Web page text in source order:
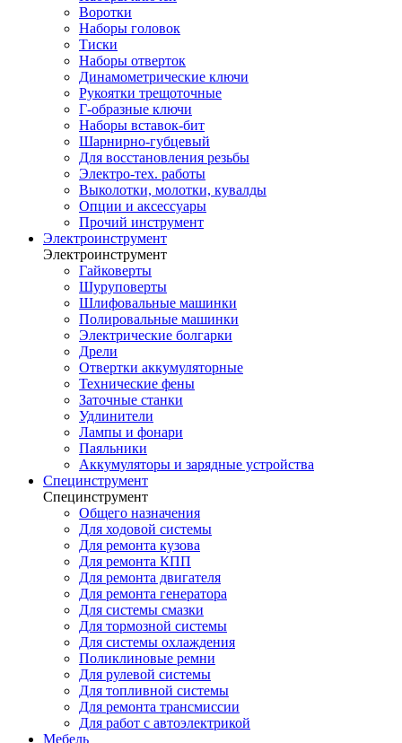
Воротки
Наборы головок
Тиски
Наборы отверток
Динамометрические ключи
Рукоятки трещоточные
Г-образные ключи
Наборы вставок-бит
Шарнирно-губцевый
Для восстановления резьбы
Электро-тех. работы
Выколотки, молотки, кувалды
Опции и аксессуары
Прочий инструмент
Электроинструмент
Электроинструмент
Гайковерты
Шуруповерты
Шлифовальные машинки
Полировальные машинки
Электрические болгарки
Дрели
Отвертки аккумуляторные
Технические фены
Заточные станки
Удлинители
Лампы и фонари
Паяльники
Аккумуляторы и зарядные устройства
Специнструмент
Специнструмент
Общего назначения
Для ходовой системы
Для ремонта кузова
Для ремонта КПП
Для ремонта двигателя
Для ремонта генератора
Для системы смазки
Для тормозной системы
Для системы охлаждения
Поликлиновые ремни
Для рулевой системы
Для топливной системы
Для ремонта трансмиссии
Для работ с автоэлектрикой
Мебель